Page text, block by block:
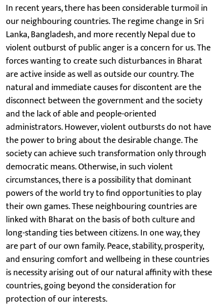
In recent years, there has been considerable turmoil in
our neighbouring countries. The regime change in Sri
Lanka, Bangladesh, and more recently Nepal due to
violent outburst of public anger is a concern for us. The
forces wanting to create such disturbances in Bharat
are active inside as well as outside our country. The
natural and immediate causes for discontent are the
disconnect between the government and the society
and the lack of able and people-oriented
administrators. However, violent outbursts do not have
the power to bring about the desirable change. The
society can achieve such transformation only through
democratic means. Otherwise, in such violent
circumstances, there is a possibility that dominant
powers of the world try to find opportunities to play
their own games. These neighbouring countries are
linked with Bharat on the basis of both culture and
long-standing ties between citizens. In one way, they
are part of our own family. Peace, stability, prosperity,
and ensuring comfort and wellbeing in these countries
is necessity arising out of our natural affinity with these
countries, going beyond the consideration for
protection of our interests.